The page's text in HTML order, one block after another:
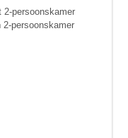
2-persoonskamer
2-persoonskamer